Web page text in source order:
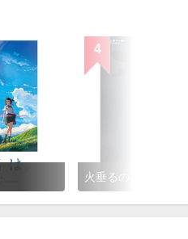
4
火垂るの墓